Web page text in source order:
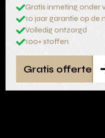
Gratis inmeting onder
10 jaar garantie op de
Volledig ontzorgd
100+ stoffen
Gratis offerte